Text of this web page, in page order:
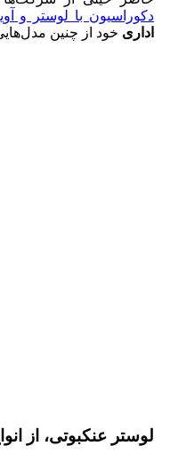
دکوراسیون با لوستر و
اداری خود از چنین
لوستر عنکبوتی، از